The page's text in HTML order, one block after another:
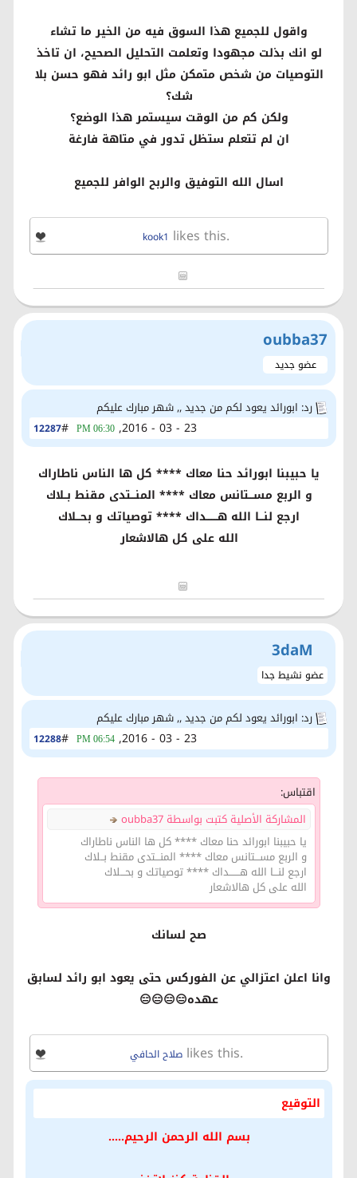
واقول للجميع هذا السوق فيه من الخير ما تشاء
لو انك بذلت مجهودا وتعلمت التحليل الصحيح، ان تاخذ
التوصيات من شخص متمكن مثل ابو رائد فهو حسن بلا
شك؟
ولكن كم من الوقت سيستمر هذا الوضع؟
ان لم تتعلم ستظل تدور في متاهة فارغة
اسال الله التوفيق والربح الوافر للجميع
kook1 likes this.
oubba37
عضو جديد
رد: ابورائد يعود لكم من جديد ,, شهر مبارك عليكم
12287# 23 - 03 - 2016,
06:30 PM
يا حبيبنا ابورائد حنا معاك **** كل ها الناس ناطاراك
و الربع مســـتانس معاك **** المنـــتدى مقنط بــلاك
ارجع لنـــا الله هـــــــداك **** توصياتك و بحـــلاك
الله على كل هالاشعار
3daM
عضو نشيط جدا
رد: ابورائد يعود لكم من جديد ,, شهر مبارك عليكم
12288# 23 - 03 - 2016,
06:54 PM
اقتباس:
المشاركة الأصلية كتبت بواسطة oubba37
يا حبيبنا ابورائد حنا معاك **** كل ها الناس ناطاراك
و الربع مســـتانس معاك **** المنـــتدى مقنط بــلاك
ارجع لنـــا الله هـــــــداك **** توصياتك و بحـــلاك
الله على كل هالاشعار
صح لسانك
وانا اعلن اعتزالي عن الفوركس حتى يعود ابو رائد لسابق
عهده😑😑😑😑
صلاح الحافيlikes this.
التوقيع
بسم الله الرحمن الرحيم.....